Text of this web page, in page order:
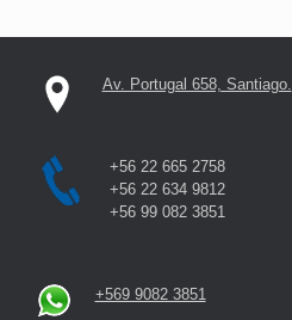
Av. Portugal 658, Santiago.
+56 22 665 2758
+56 22 634 9812
+56 99 082 3851
+569 9082 3851